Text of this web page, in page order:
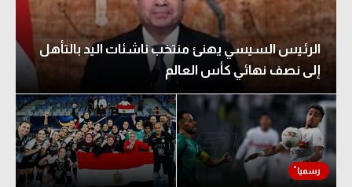
الرئيس السيسي يهنئ منتخب ناشئات اليد بالتأهل
إلى نصف نهائي كأس العالم